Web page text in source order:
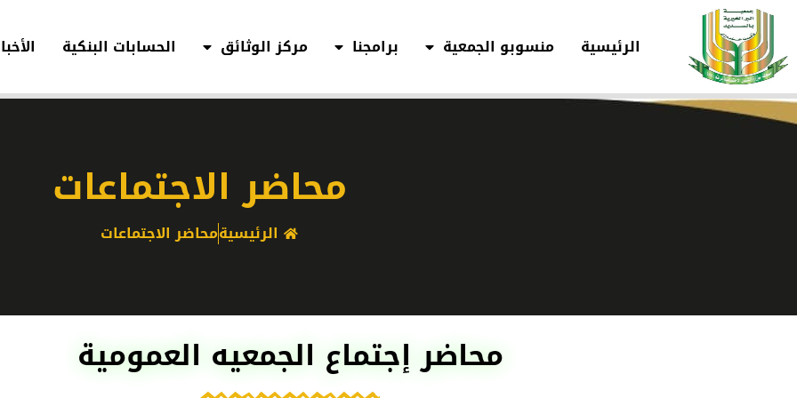
الرئيسية منسوبو الجمعية برامجنا مركز الوثائق الحسابات البنكية
محاضر الاجتماعات
الرئيسيةمحاضر الاجتماعات
محاضر إجتماع الجمعيه العمومية